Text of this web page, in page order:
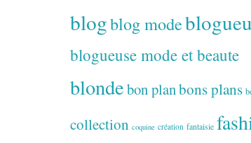
blogblog mode
blogueuse mode et beaute
blondebon planbons plans
collection coquine création fantaisie